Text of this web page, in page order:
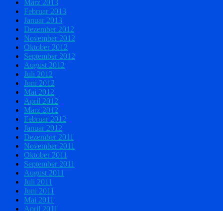
März 2013
Februar 2013
Januar 2013
Dezember 2012
November 2012
Oktober 2012
September 2012
August 2012
Juli 2012
Juni 2012
Mai 2012
April 2012
März 2012
Februar 2012
Januar 2012
Dezember 2011
November 2011
Oktober 2011
September 2011
August 2011
Juli 2011
Juni 2011
Mai 2011
April 2011